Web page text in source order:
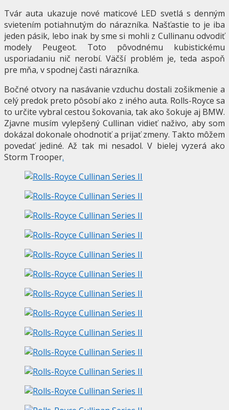
Tvár auta ukazuje nové maticové LED svetlá s denným
svietením potiahnutým do nárazníka. Našťastie to je iba
jeden pásik, lebo inak by sme si mohli z Cullinanu odvodiť
modely Peugeot. Toto pôvodnému kubistickému
usporiadaniu nič nerobí. Väčší problém je, teda aspoň
pre mňa, v spodnej časti nárazníka.
Bočné otvory na nasávanie vzduchu dostali zošikmenie a
celý predok preto pôsobí ako z iného auta. Rolls-Royce sa
to určite vybral cestou šokovania, tak ako šokuje aj BMW.
Zjavne musím vylepšený Cullinan vidieť naživo, aby som
dokázal dokonale ohodnotiť a prijať zmeny. Takto môžem
povedať jediné. Až tak mi nesadol. V bielej vyzerá ako
Storm Trooper.